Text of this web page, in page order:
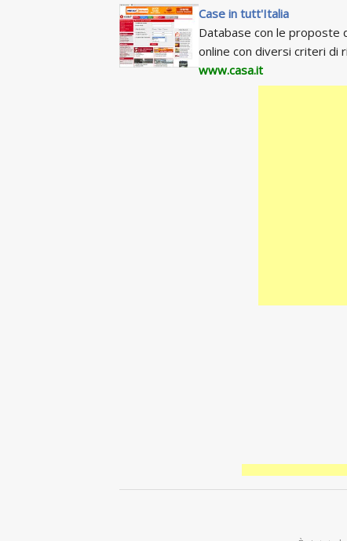
Case in tutt'Italia
Database con le proposte
online con diversi criteri di
www.casa.it